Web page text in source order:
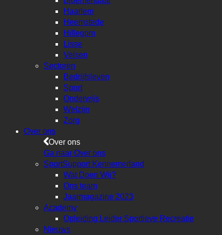
Haarlem
Heemstede
Hillegom
Lisse
Velsen
Sectoren
Bedrijfsleven
Sport
Onderwijs
Welzijn
Zorg
Over ons
Over ons
Ga naar Over ons
SportSupport Kennemerland
Wat Doen Wij?
Ons team
Jaarmagazine 2023
Academy
Opleiding Leider Sportieve Recreatie
Nieuws